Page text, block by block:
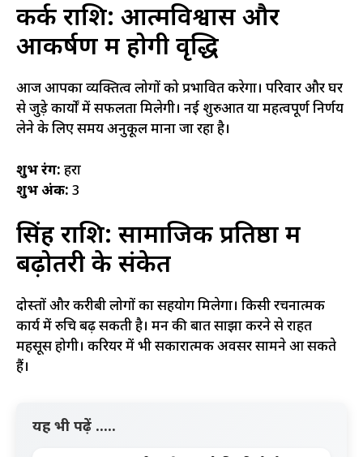
कर्क राशि: आत्मविश्वास और
आकर्षण में होगी वृद्धि
आज आपका व्यक्तित्व लोगों को प्रभावित करेगा। परिवार और घर
से जुड़े कार्यों में सफलता मिलेगी। नई शुरुआत या महत्वपूर्ण निर्णय
लेने के लिए समय अनुकूल माना जा रहा है।
शुभ रंग: हरा
शुभ अंक: 3
सिंह राशि: सामाजिक प्रतिष्ठा में
बढ़ोतरी के संकेत
दोस्तों और करीबी लोगों का सहयोग मिलेगा। किसी रचनात्मक
कार्य में रुचि बढ़ सकती है। मन की बात साझा करने से राहत
महसूस होगी। करियर में भी सकारात्मक अवसर सामने आ सकते
हैं।
यह भी पढ़ें .....